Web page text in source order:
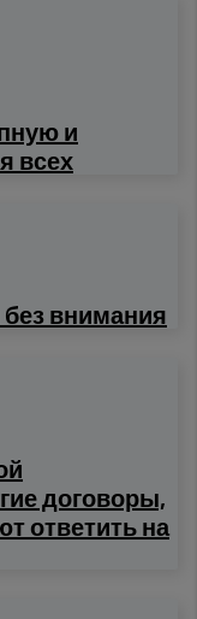
и
всех
без внимания
договоры,
ответить на